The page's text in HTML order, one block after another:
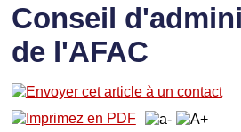
Conseil
de l'AFAC